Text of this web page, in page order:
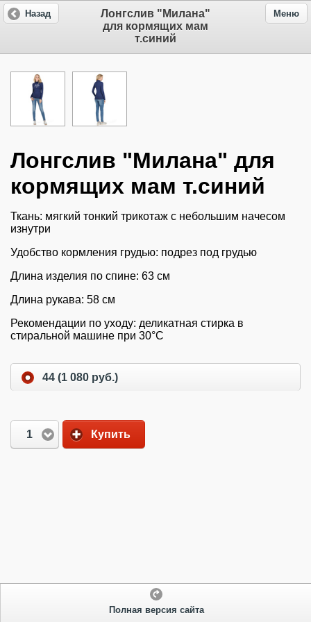
Лонгслив "Милана"
для кормящих мам
т.синий
Назад Меню
Лонгслив "Милана" для
кормящих мам т.синий
Ткань: мягкий тонкий трикотаж с небольшим начесом
изнутри
Удобство кормления грудью: подрез под грудью
Длина изделия по спине: 63 см
Длина рукава: 58 см
Рекомендации по уходу: деликатная стирка в
стиральной машине при 30°C
44 (1 080 руб.)
1 Купить
Полная версия сайта